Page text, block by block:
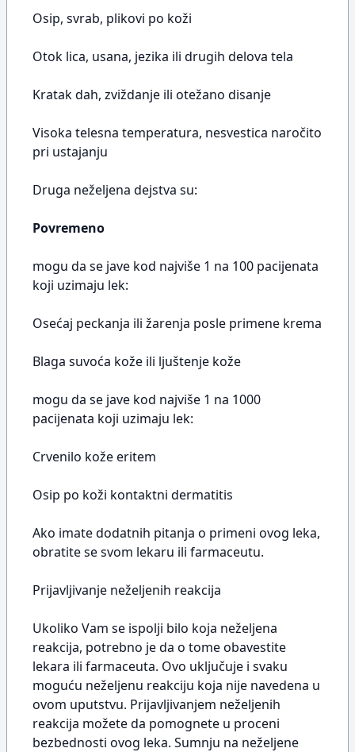
Osip, svrab, plikovi po koži
Otok lica, usana, jezika ili drugih delova tela
Kratak dah, zviždanje ili otežano disanje
Visoka telesna temperatura, nesvestica naročito
pri ustajanju
Druga neželjena dejstva su:
Povremeno
mogu da se jave kod najviše 1 na 100 pacijenata
koji uzimaju lek:
Osećaj peckanja ili žarenja posle primene krema
Blaga suvoća kože ili ljuštenje kože
mogu da se jave kod najviše 1 na 1000
pacijenata koji uzimaju lek:
Crvenilo kože eritem
Osip po koži kontaktni dermatitis
Ako imate dodatnih pitanja o primeni ovog leka,
obratite se svom lekaru ili farmaceutu.
Prijavljivanje neželjenih reakcija
Ukoliko Vam se ispolji bilo koja neželjena
reakcija, potrebno je da o tome obavestite
lekara ili farmaceuta. Ovo uključuje i svaku
moguću neželjenu reakciju koja nije navedena u
ovom uputstvu. Prijavljivanjem neželjenih
reakcija možete da pomognete u proceni
bezbednosti ovog leka. Sumnju na neželjene